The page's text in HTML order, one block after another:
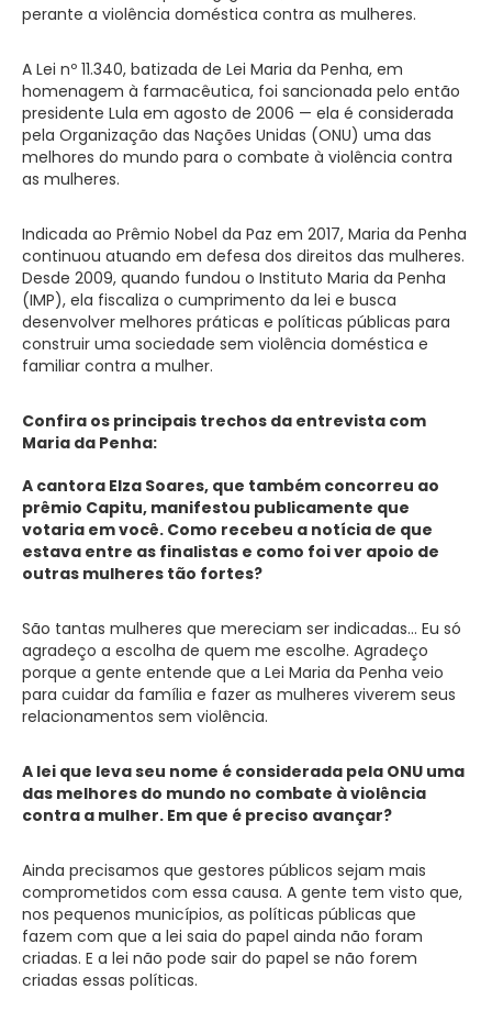
perante a violência doméstica contra as mulheres.
A Lei nº 11.340, batizada de Lei Maria da Penha, em
homenagem à farmacêutica, foi sancionada pelo então
presidente Lula em agosto de 2006 — ela é considerada
pela Organização das Nações Unidas (ONU) uma das
melhores do mundo para o combate à violência contra
as mulheres.
Indicada ao Prêmio Nobel da Paz em 2017, Maria da Penha
continuou atuando em defesa dos direitos das mulheres.
Desde 2009, quando fundou o Instituto Maria da Penha
(IMP), ela fiscaliza o cumprimento da lei e busca
desenvolver melhores práticas e políticas públicas para
construir uma sociedade sem violência doméstica e
familiar contra a mulher.
Confira os principais trechos da entrevista com
Maria da Penha:
A cantora Elza Soares, que também concorreu ao
prêmio Capitu, manifestou publicamente que
votaria em você. Como recebeu a notícia de que
estava entre as finalistas e como foi ver apoio de
outras mulheres tão fortes?
São tantas mulheres que mereciam ser indicadas… Eu só
agradeço a escolha de quem me escolhe. Agradeço
porque a gente entende que a Lei Maria da Penha veio
para cuidar da família e fazer as mulheres viverem seus
relacionamentos sem violência.
A lei que leva seu nome é considerada pela ONU uma
das melhores do mundo no combate à violência
contra a mulher. Em que é preciso avançar?
Ainda precisamos que gestores públicos sejam mais
comprometidos com essa causa. A gente tem visto que,
nos pequenos municípios, as políticas públicas que
fazem com que a lei saia do papel ainda não foram
criadas. E a lei não pode sair do papel se não forem
criadas essas políticas.